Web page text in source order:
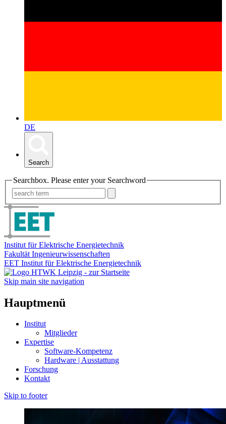
DE
Search
Searchbox. Please enter your Searchword
Institut für Elektrische Energietechnik
Fakultät Ingenieurwissenschaften
EET Institut für Elektrische Energietechnik
Skip main site navigation
Hauptmenü
Institut
Mitglieder
Expertise
Software-Kompetenz
Hardware | Ausstattung
Forschung
Kontakt
Skip to footer